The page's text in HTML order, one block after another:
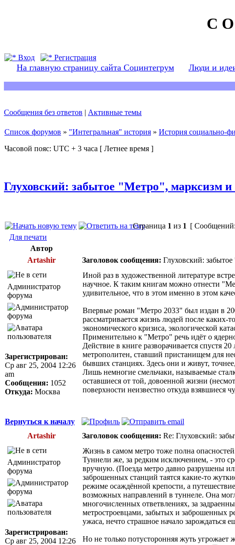
С
Вход
Регистрация
На главную страницу сайта Социнтегрум Люди и
Сообщения без ответов | Активные темы
Список форумов » "Интегральная" история » История социально-
Часовой пояс: UTC + 3 часа [ Летнее время ]
Глуховский: забытое "Метро", марксизм и
Страница 1 из 1 [
Для печати
Автор
Artashir
Заголовок сообщения: Глуховский:
Администратор
форума
Зарегистрирован:
Ср авг 25, 2004 12:26
am
Сообщения: 1052
Откуда: Москва
Иной раз в художественной литературе
научное. К таким книгам можно отнести
удивительное, что в этом именно в этом
Впервые роман "Метро 2033" был издан в
рассматривается жизнь людей после
экономического кризиса, экологической
Применительно к "Метро" речь идёт о
Действие в книге разворачивается спустя
метрополитен, ставший пристанищем для
бывших станциях. Здесь они и живут,
Лишь немногие смельчаки, называемые
оставшиеся от той, довоенной жизни
поверхности неизвестно откуда взявшиеся
Вернуться к началу
Artashir
Заголовок сообщения: Re: Глуховский:
Администратор
форума
Зарегистрирован:
Ср авг 25, 2004 12:26
Жизнь в самом метро тоже полна
Туннели же, за редким исключением, - это
вручную. (Поезда метро давно разрушены
заброшенных станций таятся какие-то
режиме осаждённой крепости, а
возможных направлений в туннеле. Она
многочисленных ответвлениях, за
метростроевцами, забытых и заброшенных
ужаса, нечто страшное начало зарождаться
Но не только потусторонняя жуть угрожает